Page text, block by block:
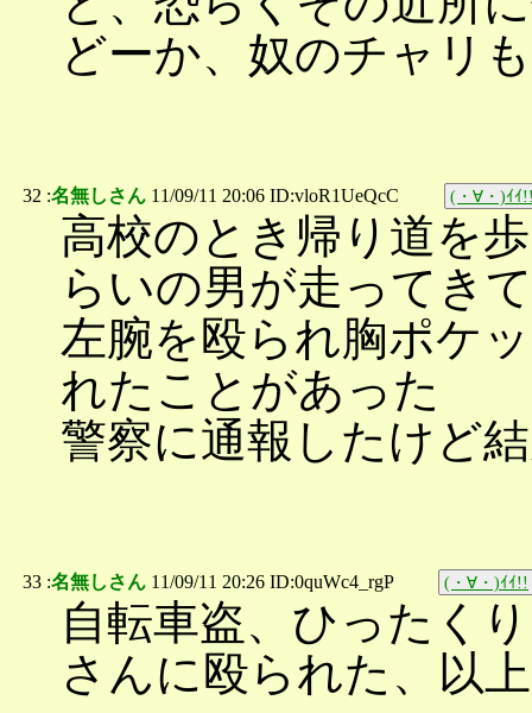
どーか、奴のチャリ
32 :名無しさん 11/09/11 20:06 ID:vloR1UeQcC (・∀・)ｲｲ
高校のとき帰り道を
らいの男が走ってきて
左腕を殴られ胸ポケ
れたことがあった
警察に通報したけど
33 :名無しさん 11/09/11 20:26 ID:0quWc4_rgP (・∀・)ｲｲ!!
自転車盗、ひったく
さんに殴られた、以